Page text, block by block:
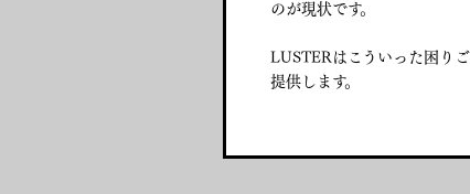
のが現状です。
LUSTERはこういった困り
提供します。